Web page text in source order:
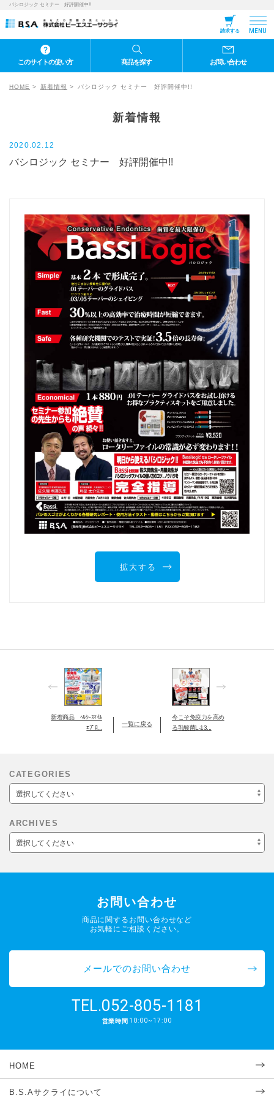
バシロジック セミナー 好評開催中!!
請求する MENU
このサイトの使い方 商品を探す お問い合わせ
HOME 新着情報 バシロジック セミナー 好評開催中!!
新着情報
2020.02.12
バシロジック セミナー 好評開催中!!
拡大する
新着商品 ﾍﾙｼｰｽﾏｲﾙ
ｴﾌﾟﾛ...
一覧に戻る
今こそ免疫力を高め
る乳酸菌L-13...
CATEGORIES
選択してください
ARCHIVES
選択してください
お問い合わせ
商品に関するお問い合わせなど
お気軽にご相談ください。
メールでのお問い合わせ
TEL.052-805-1181
営業時間 10:00~17:00
HOME
B.S.Aサクライについて